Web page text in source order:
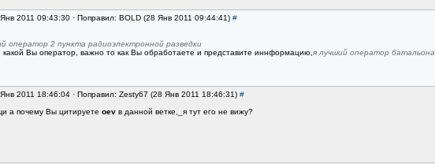
2011 09:43:30 · Поправил: BOLD (28 Янв 2011 09:44:41) #
оператор 2 пункта радиоэлектронной разведки
Вы оператор, важно то как Вы обработаете и представите иннформацию, я лучший оператор батальона
2011 18:46:04 · Поправил: Zesty67 (28 Янв 2011 18:46:31) #
а почему Вы цитируете oevв данной ветке,_я тут его не вижу?